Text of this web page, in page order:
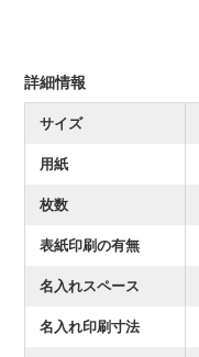
詳細情報
サイズ
用紙
枚数
表紙印刷の有無
名入れスペース
名入れ印刷寸法